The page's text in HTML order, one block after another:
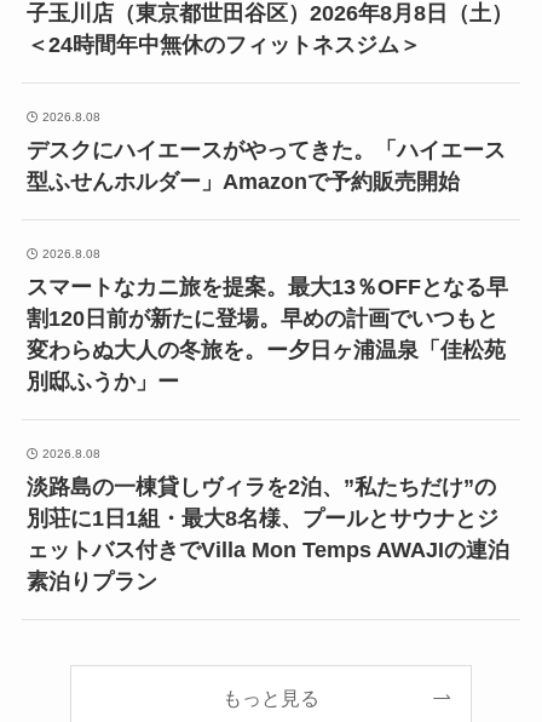
子玉川店（東京都世田谷区）2026年8月8日（土）
＜24時間年中無休のフィットネスジム＞
2026.8.08
デスクにハイエースがやってきた。「ハイエース
型ふせんホルダー」Amazonで予約販売開始
2026.8.08
スマートなカニ旅を提案。最大13％OFFとなる早
割120日前が新たに登場。早めの計画でいつもと
変わらぬ大人の冬旅を。ー夕日ヶ浦温泉「佳松苑
別邸ふうか」ー
2026.8.08
淡路島の一棟貸しヴィラを2泊、”私たちだけ”の
別荘に1日1組・最大8名様、プールとサウナとジ
ェットバス付きでVilla Mon Temps AWAJIの連泊
素泊りプラン
もっと見る